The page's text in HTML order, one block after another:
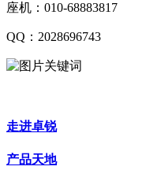
座机：010-68883817
QQ：2028696743
走进卓锐
产品天地